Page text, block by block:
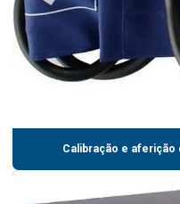
Calibração e aferição